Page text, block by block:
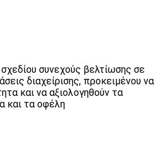
συνεχούς βελτίωσης σε
διαχείρισης, προκειμένου να
και να αξιολογηθούν τα
και τα οφέλη